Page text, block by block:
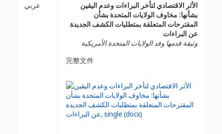
عربي
الأثر الاقتصادي لتأخر البراءات وعدم اليقين
بشأنها: مخاوف الولايات المتحدة بشأن
المقترحات المتعلقة بمتطلبات الكشف الجديدة
عن البراءات
وثيقة قدمها وفد الولايات المتحدة الأمريكية
完整文件